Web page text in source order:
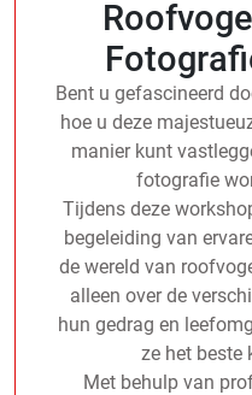
Bent u gefascineerd
hoe u deze
manier kunt
fotografie
Tijdens deze
begeleiding van
de wereld van
alleen over de
hun gedrag en
ze het beste
Met behulp van